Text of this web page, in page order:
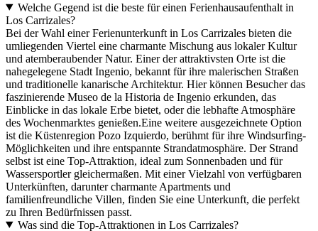
Welche Gegend ist die beste für einen Ferienhausaufenthalt in
Los Carrizales?
Bei der Wahl einer Ferienunterkunft in Los Carrizales bieten die
umliegenden Viertel eine charmante Mischung aus lokaler Kultur
und atemberaubender Natur. Einer der attraktivsten Orte ist die
nahegelegene Stadt Ingenio, bekannt für ihre malerischen Straßen
und traditionelle kanarische Architektur. Hier können Besucher das
faszinierende Museo de la Historia de Ingenio erkunden, das
Einblicke in das lokale Erbe bietet, oder die lebhafte Atmosphäre
des Wochenmarktes genießen.Eine weitere ausgezeichnete Option
ist die Küstenregion Pozo Izquierdo, berühmt für ihre Windsurfing-
Möglichkeiten und ihre entspannte Strandatmosphäre. Der Strand
selbst ist eine Top-Attraktion, ideal zum Sonnenbaden und für
Wassersportler gleichermaßen. Mit einer Vielzahl von verfügbaren
Unterkünften, darunter charmante Apartments und
familienfreundliche Villen, finden Sie eine Unterkunft, die perfekt
zu Ihren Bedürfnissen passt.
Was sind die Top-Attraktionen in Los Carrizales?